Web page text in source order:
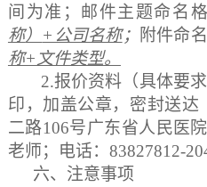
间为准；邮件主题命名格
称） +公司名称； 附件命
称+文件类型。
2.报价资料（具体要
印，加盖公章，密封送达
二路106号广东省人民医
老师；电话：83827812-20
六、注意事项